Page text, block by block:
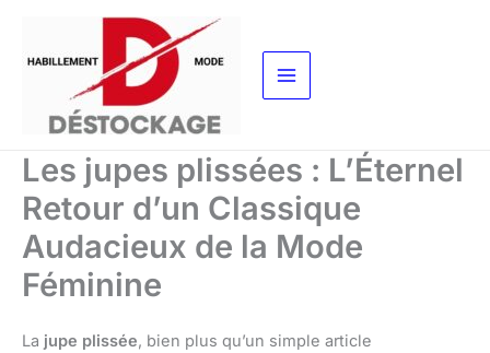
contenu
Les jupes plissées : L’Éternel
Retour d’un Classique
Audacieux de la Mode
Féminine
La jupe plissée, bien plus qu’un simple article